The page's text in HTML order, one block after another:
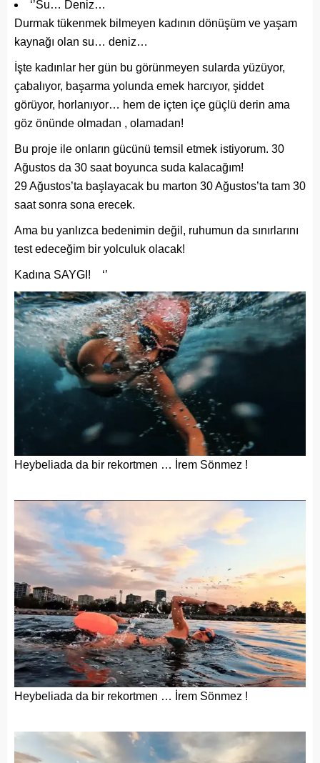
‘’Su… Deniz…
Durmak tükenmek bilmeyen kadının dönüşüm ve yaşam
kaynağı olan su… deniz…
İşte kadınlar her gün bu görünmeyen sularda yüzüyor,
çabalıyor, başarma yolunda emek harcıyor, şiddet
görüyor, horlanıyor… hem de içten içe güçlü derin ama
göz önünde olmadan , olamadan!
Bu proje ile onların gücünü temsil etmek istiyorum. 30
Ağustos da 30 saat boyunca suda kalacağım!
29 Ağustos’ta başlayacak bu marton 30 Ağustos’ta tam 30
saat sonra sona erecek.
Ama bu yanlızca bedenimin değil, ruhumun da sınırlarını
test edeceğim bir yolculuk olacak!
Kadına SAYGI! ‘’
Heybeliada da bir rekortmen … İrem Sönmez !
Heybeliada da bir rekortmen … İrem Sönmez !